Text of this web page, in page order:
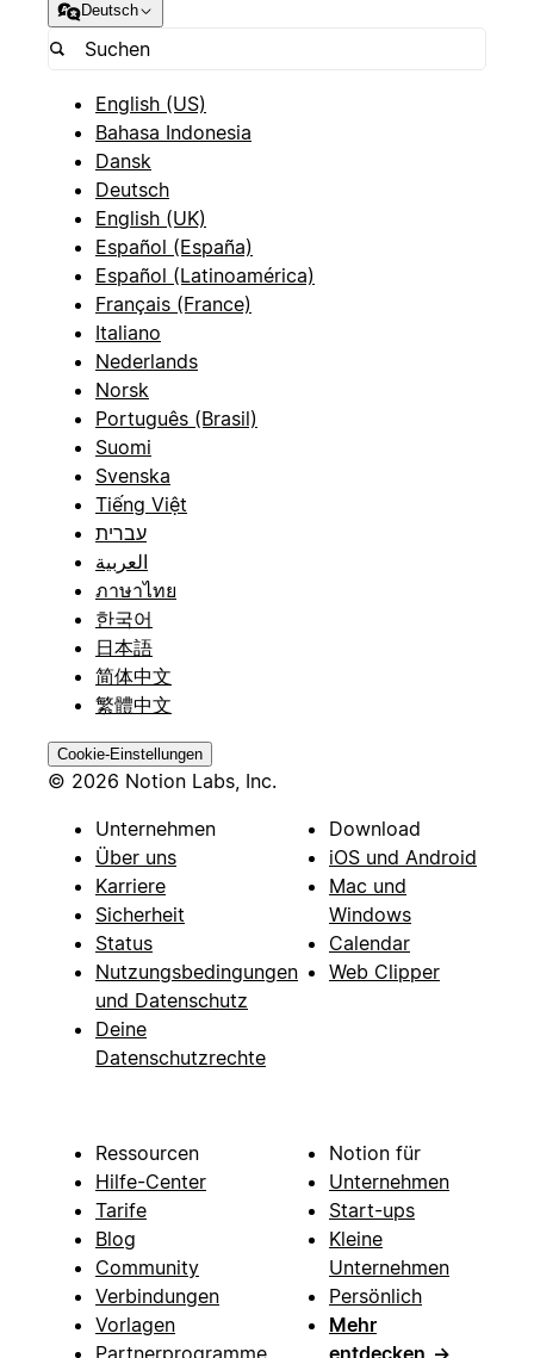
Deutsch
English (US)
Bahasa Indonesia
Dansk
Deutsch
English (UK)
Español (España)
Español (Latinoamérica)
Français (France)
Italiano
Nederlands
Norsk
Português (Brasil)
Suomi
Svenska
Tiếng Việt
עברית
العربية
ภาษาไทย
한국어
日本語
简体中文
繁體中文
Cookie-Einstellungen
© 2026 Notion Labs, Inc.
Unternehmen
Über uns
Karriere
Sicherheit
Status
Nutzungsbedingungen
und Datenschutz
Deine
Datenschutzrechte
Download
iOS und Android
Mac und
Windows
Calendar
Web Clipper
Ressourcen
Hilfe-Center
Tarife
Blog
Community
Verbindungen
Vorlagen
Partnerprogramme
Notion für
Unternehmen
Start-ups
Kleine
Unternehmen
Persönlich
Mehr
entdecken →